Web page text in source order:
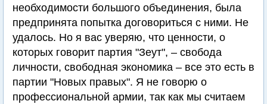
необходимости большого объединения, была
предпринята попытка договориться с ними. Не
удалось. Но я вас уверяю, что ценности, о
которых говорит партия "Зеут", – свобода
личности, свободная экономика – все это есть в
партии "Новых правых". Я не говорю о
профессиональной армии, так как мы считаем